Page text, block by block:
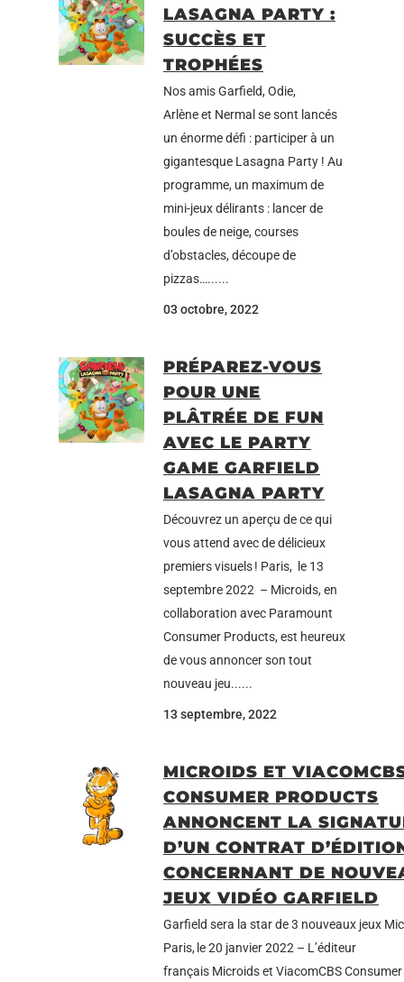
LASAGNA PARTY :
SUCCÈS ET
TROPHÉES
Nos amis Garfield, Odie,
Arlène et Nermal se sont lancés
un énorme défi : participer à un
gigantesque Lasagna Party ! Au
programme, un maximum de
mini-jeux délirants : lancer de
boules de neige, courses
d’obstacles, découpe de
pizzas…......
03 octobre, 2022
PRÉPAREZ-VOUS
POUR UNE
PLÂTRÉE DE FUN
AVEC LE PARTY
GAME GARFIELD
LASAGNA PARTY
Découvrez un aperçu de ce qui
vous attend avec de délicieux
premiers visuels ! Paris, le 13
septembre 2022 – Microids, en
collaboration avec Paramount
Consumer Products, est heureux
de vous annoncer son tout
nouveau jeu......
13 septembre, 2022
MICROIDS ET
CONSUMER PRODUCTS
ANNONCENT LA
D’UN CONTRAT
CONCERNANT DE
JEUX VIDÉO GARFIELD
Garfield sera la star de 3 nouveaux jeux
Paris, le 20 janvier 2022 – L’éditeur
français Microids et ViacomCBS